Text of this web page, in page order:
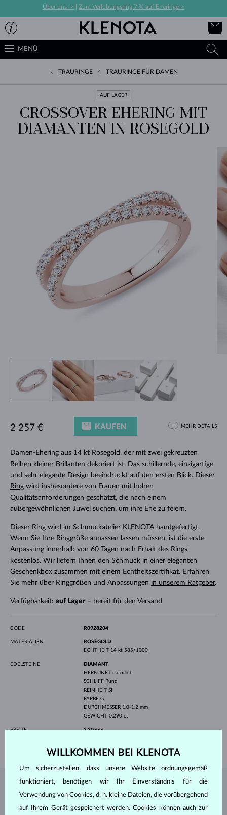
Über uns -> Zum Verlobungsring 7 % auf Eheringe->
MENÜ
TRAURINGE TRAURINGE FÜR DAMEN
AUF LAGER
CROSSOVER EHERING MIT
DIAMANTEN IN ROSEGOLD
Damen-Ehering aus 14 kt Rosegold, der mit zwei gekreuzten
Reihen kleiner Brillanten dekoriert ist. Das schillernde, einzigartige
und sehr elegante Design beeindruckt auf den ersten Blick. Dieser
Ringwird insbesondere von Frauen mit hohen
Qualitätsanforderungen geschätzt, die nach einem
außergewöhnlichen Juwel suchen, um ihre Ehe zu feiern.
Dieser Ring wird im Schmuckatelier KLENOTA handgefertigt.
Wenn Sie Ihre Ringgröße anpassen lassen müssen, ist die erste
Anpassung innerhalb von 60 Tagen nach Erhalt des Rings
kostenlos. Wir liefern Ihnen den Schmuck in einer eleganten
Geschenkbox zusammen mit einem Echtheitszertifikat. Erfahren
Sie mehr über Ringgrößen und Anpassungen in unserem Ratgeber.
Verfügbarkeit: auf Lager– bereit für den Versand
2 257 € KAUFEN MEHR DETAILS
CODE R0928204
MATERIALIEN
ROSÉGOLD
ECHTHEIT 14 kt 585/1000
EDELSTEINE
DIAMANT
HERKUNFT natürlich
SCHLIFF Rund
REINHEIT SI
FARBE G
DURCHMESSER 1.0-1.2 mm
GEWICHT 0.290 ct
BREITE 2.30 mm
SCHMUCK AUS DEM KLENOTA ATELIER
WILLKOMMEN BEI KLENOTA
Um sicherzustellen, dass unsere Website ordnungsgemäß
funktioniert, benötigen wir Ihr Einverständnis für die
Verwendung von Cookies, d. h. kleine Dateien, die vorübergehend
auf Ihrem Gerät gespeichert werden. Cookies können auch zur